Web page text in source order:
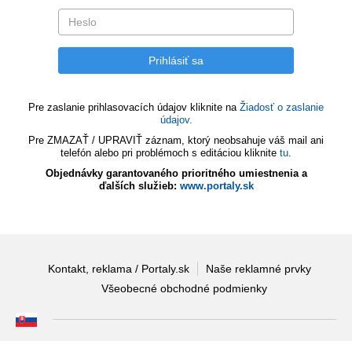
Pre zaslanie prihlasovacích údajov kliknite na Žiadosť o zaslanie
údajov.
Pre ZMAZAŤ / UPRAVIŤ záznam, ktorý neobsahuje váš mail ani
telefón alebo pri problémoch s editáciou kliknite tu.
Objednávky garantovaného prioritného umiestnenia a
ďalších služieb: www.portaly.sk
Kontakt, reklama / Portaly.sk
Naše reklamné prvky
Všeobecné obchodné podmienky